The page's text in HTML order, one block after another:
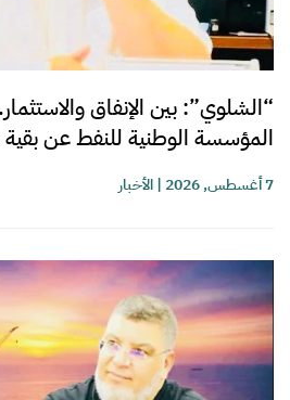
“الشلوي”: بين الإنفاق
المؤسسة الوطنية للنفط عن بقية
7 أغسطس, 2026 |الأخبار